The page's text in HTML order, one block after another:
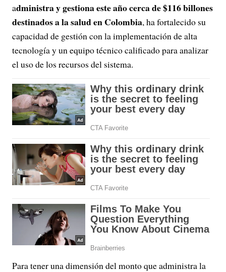
administra y gestiona este año cerca de $116 billones
destinados a la salud en Colombia, ha fortalecido su
capacidad de gestión con la implementación de alta
tecnología y un equipo técnico calificado para analizar
el uso de los recursos del sistema.
Para tener una dimensión del monto que administra la